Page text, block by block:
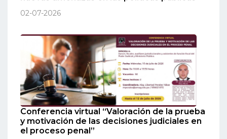
02-07-2026
Conferencia virtual “Valoración de la prueba
y motivación de las decisiones judiciales en
el proceso penal”